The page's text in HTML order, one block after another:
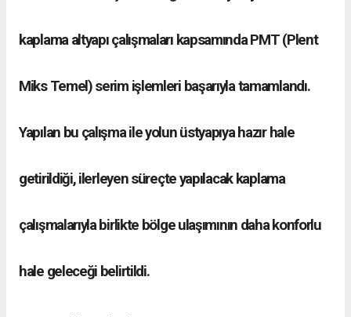
kaplama altyapı çalışmaları kapsamında PMT (Plent
Miks Temel) serim işlemleri başarıyla tamamlandı.
Yapılan bu çalışma ile yolun üstyapıya hazır hale
getirildiği, ilerleyen süreçte yapılacak kaplama
çalışmalarıyla birlikte bölge ulaşımının daha konforlu
hale geleceği belirtildi.